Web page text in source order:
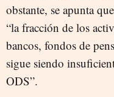
obstante, se apunta
“la fracción de los
bancos, fondos de
sigue siendo
ODS”.